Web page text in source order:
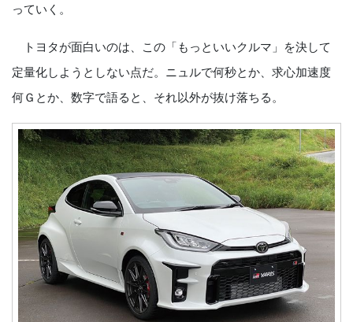
っていく。
トヨタが面白いのは、この「もっといいクルマ」を決して
定量化しようとしない点だ。ニュルで何秒とか、求心加速度
何Ｇとか、数字で語ると、それ以外が抜け落ちる。